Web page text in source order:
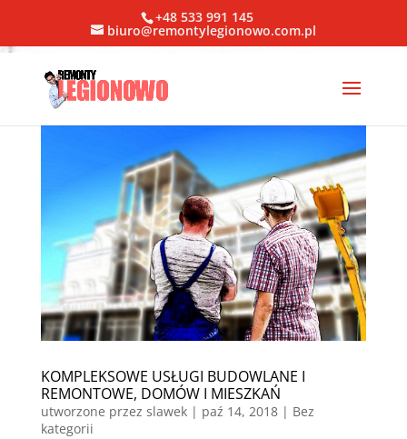
+48 533 991 145
biuro@remontylegionowo.com.pl
KOMPLEKSOWE USŁUGI BUDOWLANE I
REMONTOWE, DOMÓW I MIESZKAŃ
utworzone przez slawek| paź 14, 2018| Bez
kategorii